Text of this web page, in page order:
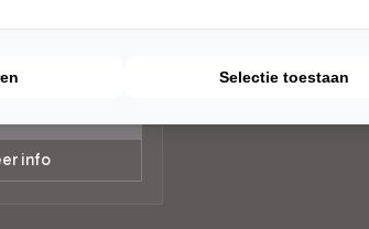
info
Selectie toestaan